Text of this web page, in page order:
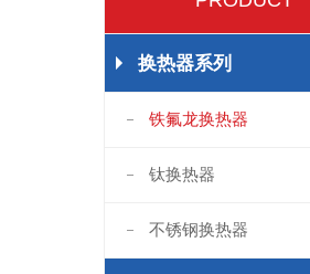
换热器系列
铁氟龙换热器
钛换热器
不锈钢换热器